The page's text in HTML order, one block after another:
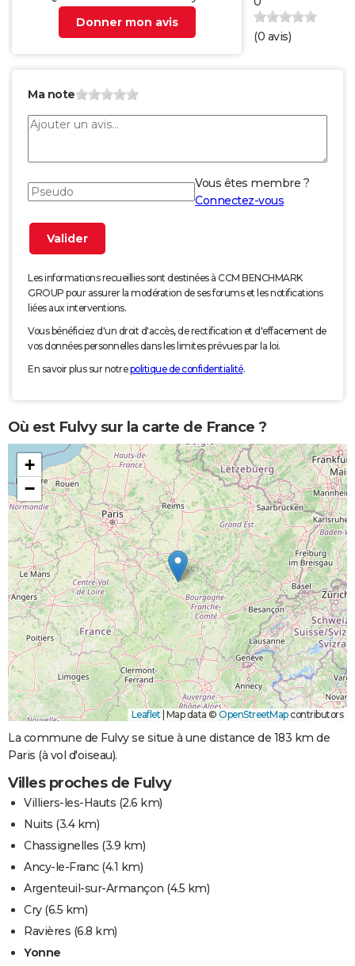
Donner mon avis
(0 avis)
Ma note
Vous êtes membre ?
Connectez-vous
Les informations recueillies sont destinées à CCM BENCHMARK
GROUP pour assurer la modération de ses forums et les notifications
liées aux interventions.
Vous bénéficiez d'un droit d'accès, de rectification et d'effacement de
vos données personnelles dans les limites prévues par la loi.
En savoir plus sur notrepolitique de confidentialité.
Où est Fulvy sur la carte de France ?
+
−
Leaflet Map data © OpenStreetMapcontributors
La commune de Fulvy se situe à une distance de 183 km de
Paris (à vol d'oiseau).
Villes proches de Fulvy
Villiers-les-Hauts (2.6 km)
Nuits (3.4 km)
Chassignelles (3.9 km)
Ancy-le-Franc(4.1 km)
Argenteuil-sur-Armançon (4.5 km)
Cry(6.5 km)
Ravières (6.8 km)
Yonne